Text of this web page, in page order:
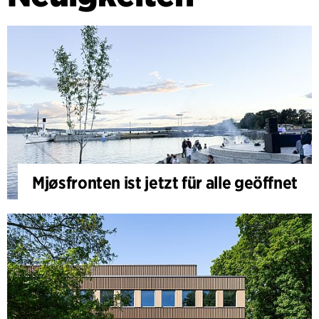
Mjøsfronten ist jetzt für alle geöffnet